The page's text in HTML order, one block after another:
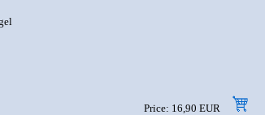
Price: 16,90 EUR